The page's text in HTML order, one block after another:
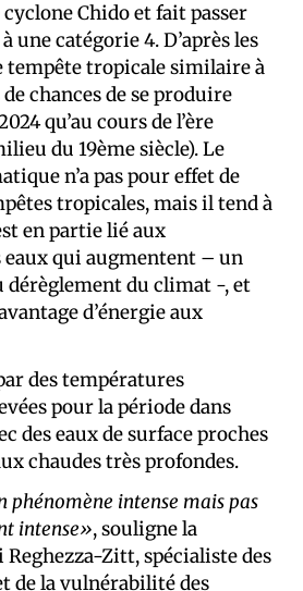
Chido et fait passer
une catégorie 4. D’après les
tempête tropicale similaire à
chances de se produire
qu’au cours de l’ère
du 19ème siècle). Le
n’a pas pour effet de
tropicales, mais il tend à
en partie lié aux
eaux qui augmentent – un
dérèglement du climat -, et
d’énergie aux
des températures
pour la période dans
des eaux de surface proches
chaudes très profondes.
phénomène intense mais pas
intense», souligne la
Reghezza-Zitt, spécialiste des
de la vulnérabilité des